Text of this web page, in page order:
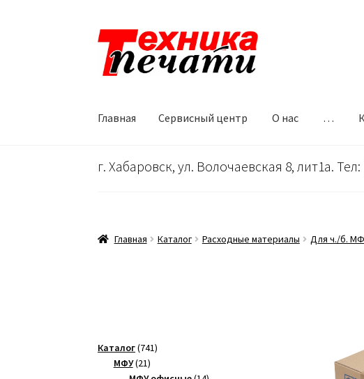
Перейти
навигации
Перейти
содержимому
Главная Сервисный центр О нас …
Главная Сервисный центрО нас…Корзина
г. Хабаровск, ул. Волочаевская 8, лит1а.
Главная Каталог Расходные материалы Для ч./б.
Каталог 741741
МФУ 2121